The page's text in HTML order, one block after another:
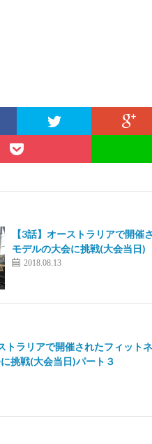
【3話】オーストラリアで開催
モデルの大会に挑戦(大会当日
2018.08.13
トラリアで開催されたフィット
挑戦(大会当日)パート３